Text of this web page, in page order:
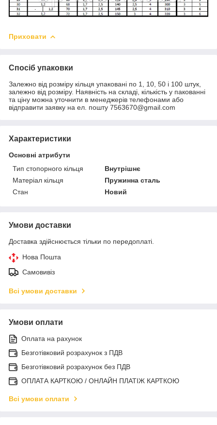
Приховати
Спосіб упаковки
Залежно від розміру кільця упаковані по 1, 10, 50 і 100 штук,
залежно від розміру. Наявність на складі, кількість у пакованні
та ціну можна уточнити в менеджерів телефонами або
відправити заявку на ел. пошту 7563670@gmail.com
Характеристики
Основні атрибути
Тип стопорного кільця
Внутрішнє
Матеріал кільця
Пружинна сталь
Стан
Новий
Умови доставки
Доставка здійснюється тільки по передоплаті.
Нова Пошта
Самовивіз
Всі умови доставки
Умови оплати
Оплата на рахунок
Безготівковий розрахунок з ПДВ
Безготівковий розрахунок без ПДВ
ОПЛАТА КАРТКОЮ / ОНЛАЙН ПЛАТІЖ КАРТКОЮ
Всі умови оплати